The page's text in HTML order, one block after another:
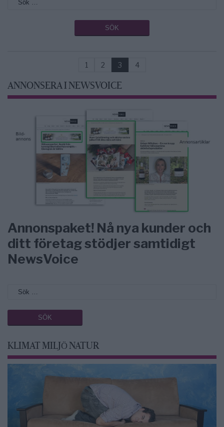
1 2 3 4
ANNONSERA I NEWSVOICE
Annonspaket! Nå nya kunder och
ditt företag stödjer samtidigt
NewsVoice
KLIMAT MILJÖ NATUR